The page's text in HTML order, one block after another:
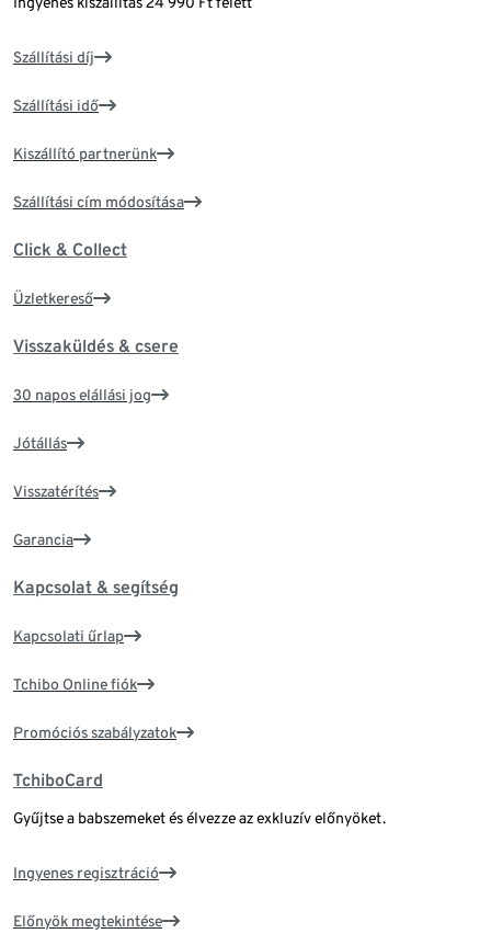
Szállítási díj
Szállítási idő
Kiszállító partnerünk
Szállítási cím módosítása
Click & Collect
Üzletkereső
Visszaküldés & csere
30 napos elállási jog
Jótállás
Visszatérítés
Garancia
Kapcsolat & segítség
Kapcsolati űrlap
Tchibo Online fiók
Promóciós szabályzatok
TchiboCard
Gyűjtse a babszemeket és élvezze az exkluzív előnyöket.
Ingyenes regisztráció
Előnyök megtekintése